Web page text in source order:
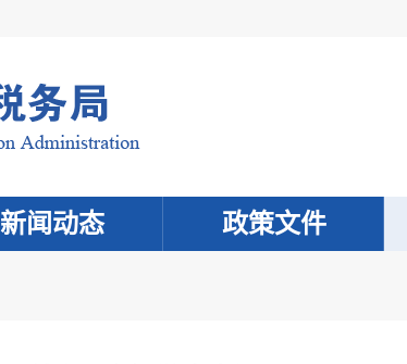
新闻动态 政策文件